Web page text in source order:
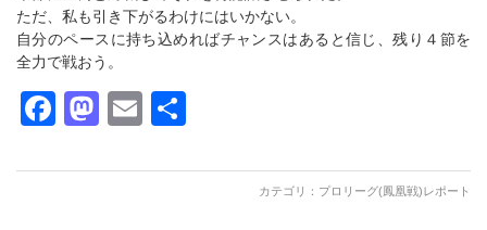
ただ、私も引き下がるわけにはいかない。
自分のペースに持ち込めればチャンスはあると信じ、残り４節を
全力で戦おう。
Facebook
Mastodon
Email
カテゴリ： プロリーグ(鳳凰戦)レポート